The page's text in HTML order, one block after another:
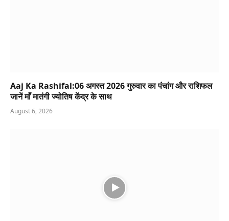
Aaj Ka Rashifal:06 अगस्त 2026 गुरुवार का पंचांग और राशिफल
जानें माँ मातंगी ज्योतिष केंद्र के साथ
August 6, 2026